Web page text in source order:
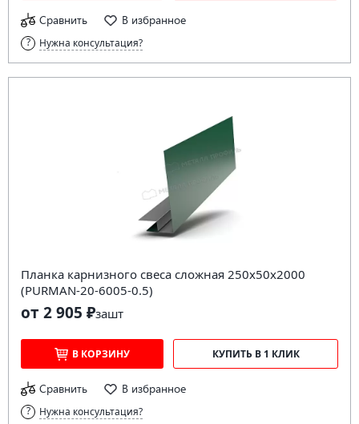
Сравнить В избранное
Нужна консультация?
Планка карнизного свеса сложная 250х50х2000
(PURMAN-20-6005-0.5)
от 2 905 ₽зашт
В КОРЗИНУ КУПИТЬ В 1 КЛИК
Сравнить В избранное
Нужна консультация?